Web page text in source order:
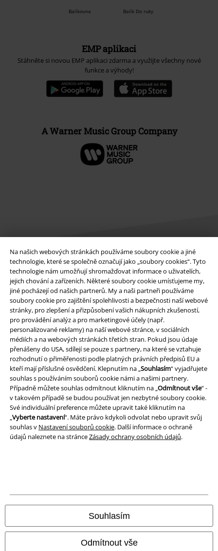
Na našich webových stránkách používáme soubory cookie a jiné
technologie, které se společně označují jako „soubory cookies“. Tyto
technologie nám umožňují shromažďovat informace o uživatelích,
jejich chování a zařízeních. Některé soubory cookie umísťujeme my,
jiné pocházejí od našich partnerů. My a naši partneři používáme
soubory cookie pro zajištění spolehlivosti a bezpečnosti naší webové
stránky, pro zlepšení a přizpůsobení vašich nákupních zkušeností,
pro provádění analýz a pro marketingové účely (např.
personalizované reklamy) na naší webové stránce, v sociálních
médiích a na webových stránkách třetích stran. Pokud jsou údaje
přenášeny do USA, sdílejí se pouze s partnery, na které se vztahuje
rozhodnutí o přiměřenosti podle platných právních předpisů EU a
kteří mají příslušné osvědčení. Klepnutím na „Souhlasím“ vyjadřujete
souhlas s používáním souborů cookie námi a našimi partnery.
Případně můžete souhlas odmítnout kliknutím na „Odmítnout vše“ -
v takovém případě se budou používat jen nezbytné soubory cookie.
Své individuální preference můžete upravit také kliknutím na
„Vyberte nastavení“. Máte právo kdykoli odvolat nebo upravit svůj
souhlas v Nastavení souborů cookie. Další informace o ochraně
údajů naleznete na stránceZásady ochrany osobních údajů.
Souhlasím
Odmítnout vše
Balíkovna Balík Do ruky
EMP aplikaci
Stáhněte si novou EMP aplikaci zdarma a využijte všechny nové
funkce a výhody!
A Warner Music Group Company
Právní informace
Podmínky
Prohlášení
Ochrana osobních údajů
Likvidace odpadu a ochrana životního prostředí
Prohlášení o shodě
Informace o přístupnosti
Nastavení souborů cookie
Odstoupení od smlouvy
Naše online obchody